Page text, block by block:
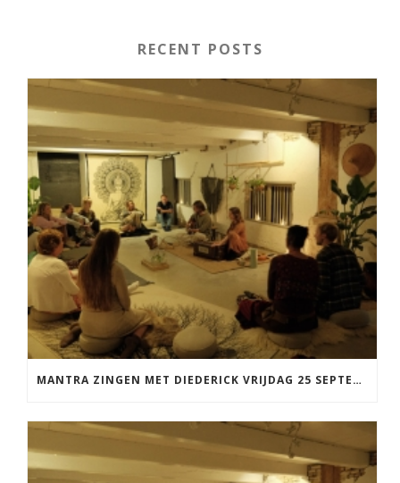
RECENT POSTS
MANTRA ZINGEN MET DIEDERICK VRIJDAG 25 SEPTEMBER EN 20 NOVEMBER